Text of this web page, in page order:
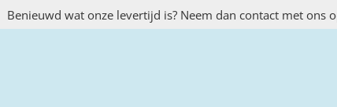
Benieuwd wat onze levertijd is? Neem dan contact met ons